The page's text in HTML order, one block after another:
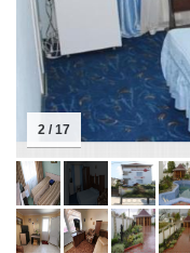
2 / 17